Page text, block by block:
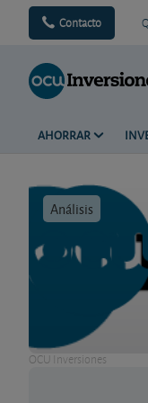
Contacto
AHORRAR
Análisis
OCU Inversiones